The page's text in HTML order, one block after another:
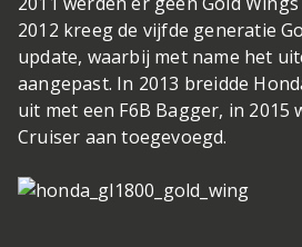
2012 kreeg de vijfde generatie
update, waarbij met name het
aangepast. In 2013 breidde
uit met een F6B Bagger, in 2015
Cruiser aan toegevoegd.